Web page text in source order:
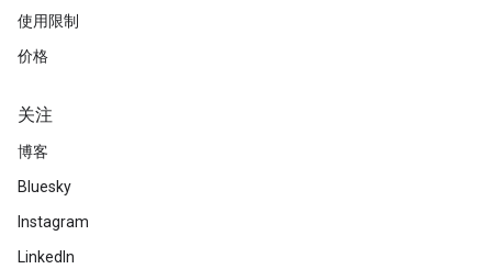
使用限制
价格
关注
博客
Bluesky
Instagram
LinkedIn